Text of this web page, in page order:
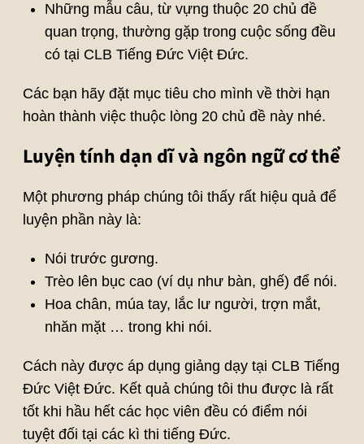
Những mẫu câu, từ vựng thuộc 20 chủ đề
quan trọng, thường gặp trong cuộc sống đều
có tại CLB Tiếng Đức Việt Đức.
Các bạn hãy đặt mục tiêu cho mình về thời hạn
hoàn thành việc thuộc lòng 20 chủ đề này nhé.
Luyện tính dạn dĩ và ngôn ngữ cơ thể
Một phương pháp chúng tôi thấy rất hiệu quả để
luyện phần này là:
Nói trước gương.
Trèo lên bục cao (ví dụ như bàn, ghế) để nói.
Hoa chân, múa tay, lắc lư người, trợn mắt,
nhăn mặt … trong khi nói.
Cách này được áp dụng giảng dạy tại CLB Tiếng
Đức Việt Đức. Kết quả chúng tôi thu được là rất
tốt khi hầu hết các học viên đều có điểm nói
tuyệt đối tại các kì thi tiếng Đức.